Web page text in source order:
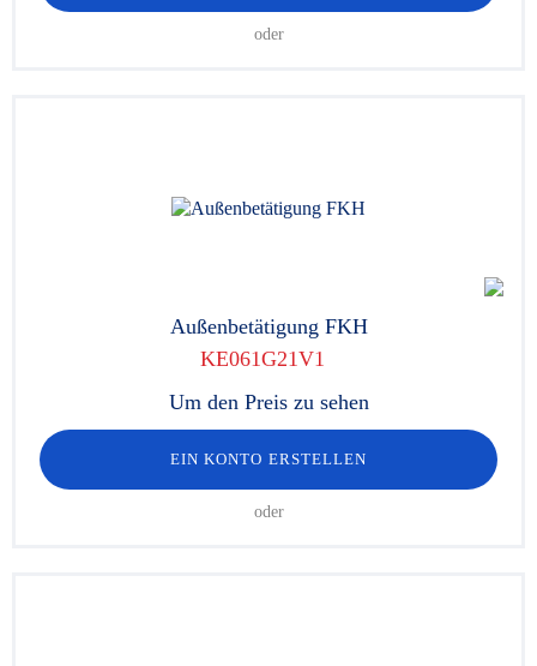
oder
Außenbetätigung FKH
KE061G21V1
Um den Preis zu sehen
EIN KONTO ERSTELLEN
oder